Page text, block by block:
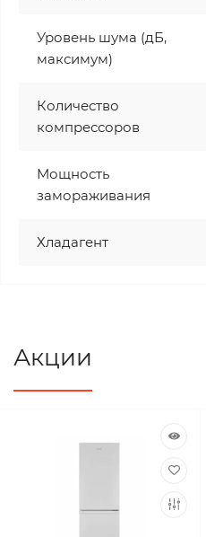
Уровень шума (дБ,
максимум)
Количество
компрессоров
Мощность
замораживания
Хладагент
Акции